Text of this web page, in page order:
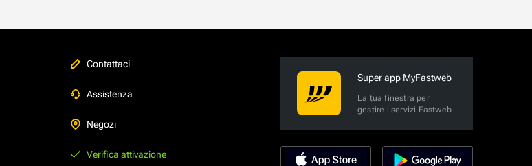
Contattaci
Assistenza
Negozi
Verifica attivazione
Super app MyFastweb
La tua finestra per
gestire i servizi Fastweb